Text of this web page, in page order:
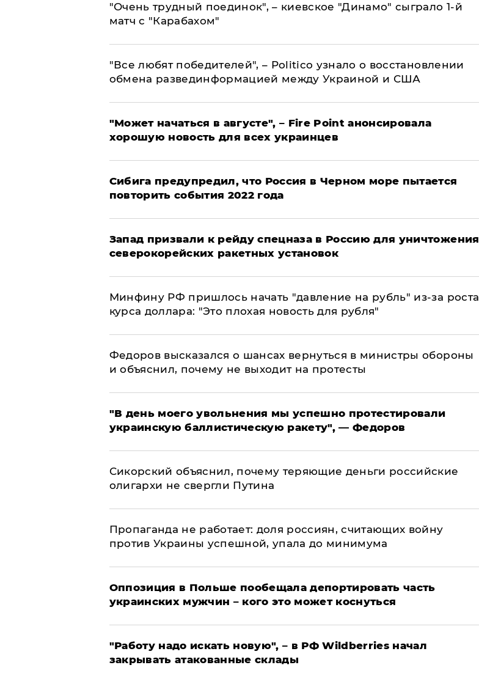
"Очень трудный поединок", – киевское "Динамо" сыграло 1-й
матч с "Карабахом"
​"Все любят победителей", – Politico узнало о восстановлении
обмена развединформацией между Украиной и США
"Может начаться в августе", – Fire Point анонсировала
хорошую новость для всех украинцев
Сибига предупредил, что Россия в Черном море пытается
повторить события 2022 года
Запад призвали к рейду спецназа в Россию для уничтожения
северокорейских ракетных установок
Минфину РФ пришлось начать "давление на рубль" из-за роста
курса доллара: "Это плохая новость для рубля"
Федоров высказался о шансах вернуться в министры обороны
и объяснил, почему не выходит на протесты
​"В день моего увольнения мы успешно протестировали
украинскую баллистическую ракету", — Федоров
Сикорский объяснил, почему теряющие деньги российские
олигархи не свергли Путина
​Пропаганда не работает: доля россиян, считающих войну
против Украины успешной, упала до минимума
Оппозиция в Польше пообещала депортировать часть
украинских мужчин – кого это может коснуться
"Работу надо искать новую", – в РФ Wildberries начал
закрывать атакованные склады